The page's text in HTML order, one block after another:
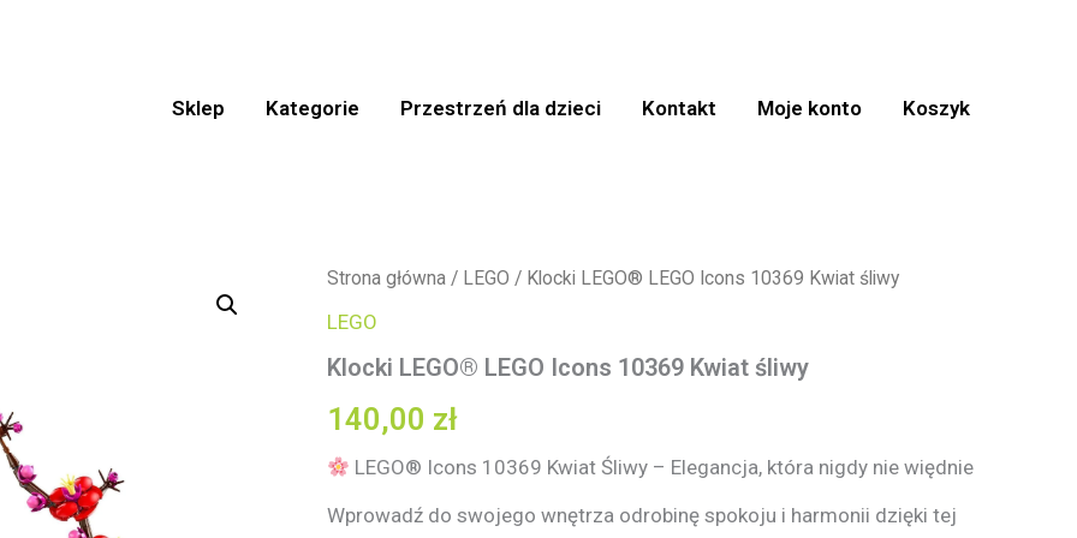
Sklep
Kategorie Przestrzeń dla dzieci Kontakt Moje konto Koszyk
Strona główna / LEGO / Klocki LEGO® LEGO Icons 10369 Kwiat śliwy
LEGO
Klocki LEGO® LEGO Icons 10369 Kwiat śliwy
140,00 zł
LEGO® Icons 10369 Kwiat Śliwy – Elegancja, która nigdy nie więdnie
Wprowadź do swojego wnętrza odrobinę spokoju i harmonii dzięki tej
ilość
LEGO®
Icons
Kwiat